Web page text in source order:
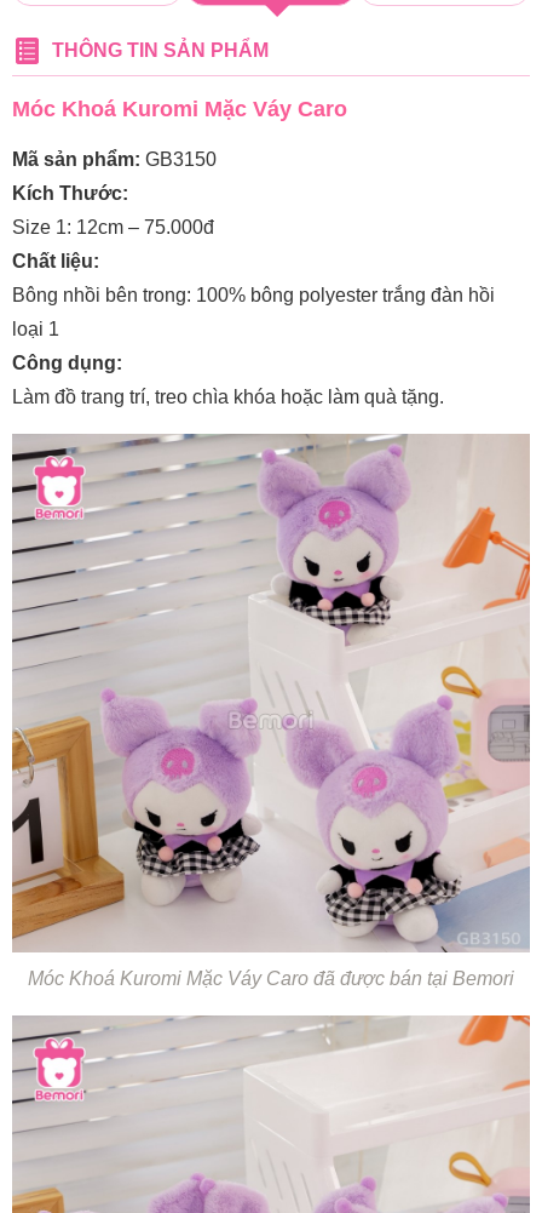
THÔNG TIN SẢN PHẨM
Móc Khoá Kuromi Mặc Váy Caro
Mã sản phẩm: GB3150
Kích Thước:
Size 1: 12cm – 75.000đ
Chất liệu:
Bông nhồi bên trong: 100% bông polyester trắng đàn hồi
loại 1
Công dụng:
Làm đồ trang trí, treo chìa khóa hoặc làm quà tặng.
Móc Khoá Kuromi Mặc Váy Caro đã được bán tại Bemori